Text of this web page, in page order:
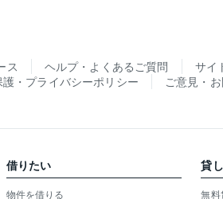
ス ヘルプ・よくあるご質問 サイ
・プライバシーポリシー ご意見・
借りたい
物件を借りる
貸
無料